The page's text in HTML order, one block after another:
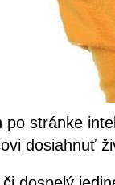
po stránke
dosiahnuť